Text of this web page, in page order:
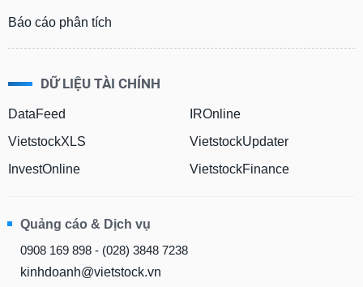
Báo cáo phân tích
DỮ LIỆU TÀI CHÍNH
DataFeed
VietstockXLS
InvestOnline
IROnline
VietstockUpdater
VietstockFinance
Quảng cáo & Dịch vụ
0908 169 898 - (028) 3848 7238
kinhdoanh@vietstock.vn